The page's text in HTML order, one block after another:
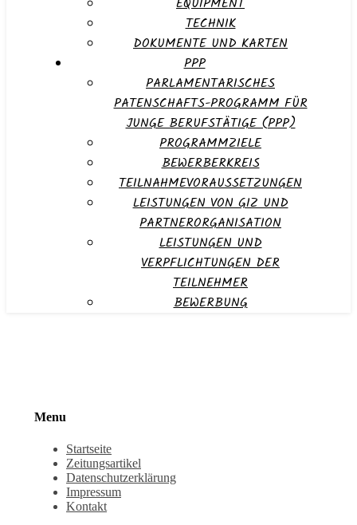
TECHNIK
DOKUMENTE UND KARTEN
PPP
PARLAMENTARISCHES
PATENSCHAFTS-PROGRAMM FÜR
JUNGE BERUFSTÄTIGE (PPP)
PROGRAMMZIELE
BEWERBERKREIS
TEILNAHMEVORAUSSETZUNGEN
LEISTUNGEN VON GIZ UND
PARTNERORGANISATION
LEISTUNGEN UND
VERPFLICHTUNGEN DER
TEILNEHMER
BEWERBUNG
Menu
Startseite
Zeitungsartikel
Datenschutzerklärung
Impressum
Kontakt